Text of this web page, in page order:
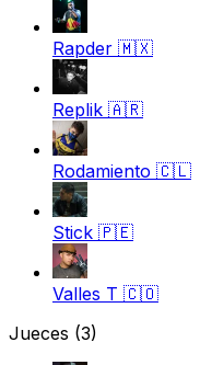
Rapder 🇲🇽
Replik 🇦🇷
Rodamiento 🇨🇱
Stick 🇵🇪
Valles T 🇨🇴
Jueces (3)